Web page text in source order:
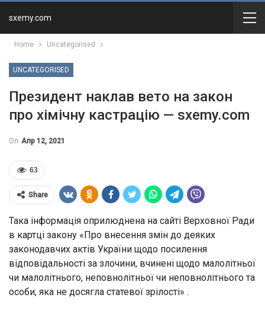
sxemy.com
Home Uncategorised
UNCATEGORISED
Президент наклав вето на закон
про хімічну кастрацію — sxemy.com
On Апр 12, 2021
63
Share
Така інформація оприлюднена на сайті Верховної Ради
в картці закону «Про внесення змін до деяких
законодавчих актів України щодо посилення
відповідальності за злочини, вчинені щодо малолітньої
чи малолітнього, неповнолітньої чи неповнолітнього та
особи, яка не досягла статевої зрілості» .